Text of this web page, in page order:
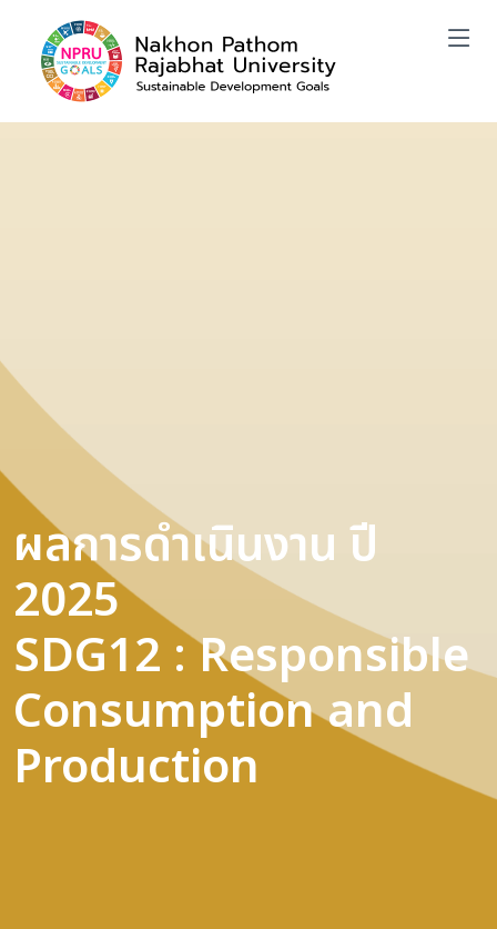
ผลการดำเนินงาน ปี
2025
SDG12 : Responsible
Consumption and
Production